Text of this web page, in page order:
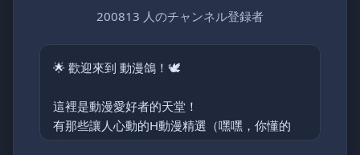
200813 人のチャンネル登録者
🌟 歡迎來到 動漫鴿！🕊️
這裡是動漫愛好者的天堂！
有那些讓人心動的H動漫精選（嘿嘿，你懂的